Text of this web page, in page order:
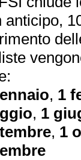
anticipo,
, 1
, 1
, 1